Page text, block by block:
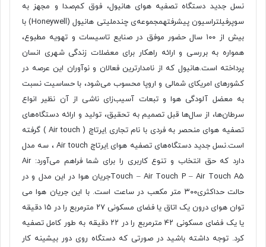
نسل جدید دستگاه تصفیه هوای هانیول، فوق کم‌صدا و مجهز به
سوپرفیلتراسیون پیشرفتهمجموعه‌ی چندملیتی هانیول (Honeywell) با
بیش از ۱۰۰ سال حضور موفق در صنایع تاسیسات و تهویه مطبوع،
همواره به بررسی و ارائه راهکار برای معضلات زندگی شهری انسان
پرداخته است.هانیول که از نامدارترین فعالان و نوآوران این عرصه در
کشورهای امریکای شمالی و اروپا محسوب می‌شود، با حساسیت نسبت
به معضل آلودگی هوا و تبعات آسیب‌زای ناشی از آن نظیر انواع
سرطان‌ها، از سال‌ها قبل تصمیم به تحقیق، تولید و ارائه دستگاه‌های
تصفیه هوای منحصر به فردی با نام تجاری اِیرتاچ ( Air touch ) گرفته
است.نسل جدید دستگاه‌های تصفیه هوای اِیرتاچ Air touch ، سه مدل
دارد که حق انتخاب و تنوع کاربری را برای شما فراهم می‌آورد: Air
Touch – Air Touch P – Air Touch A5جریان هوا در این مدل و در
حالت حداکثری۳۰۰ متر مکعب در ساعت است. با این جریان هوا می
توان هوای درون یک اتاق یا فضای مسکونی ۲۷ مترمربع را در ۱۵ دقیقه
یا یک فضای مسکونی ۴۲ مترمربع را در ۲۲ دقیقه به طور کامل تصفیه
کرد. توجه داشته باشید در صورتی که دستگاه روی دور بیشینه کار